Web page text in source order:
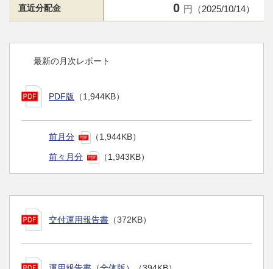
直近分配金 0 円（2025/10/14）
最新の月次レポート
PDF版 （1,944KB）
前月分 （1,944KB）
前々月分 （1,943KB）
交付運用報告書 （372KB）